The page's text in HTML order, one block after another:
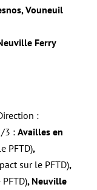
Vouneuil
Ferry
:
3 : Availles en
PFTD),
sur le PFTD),
, Neuville